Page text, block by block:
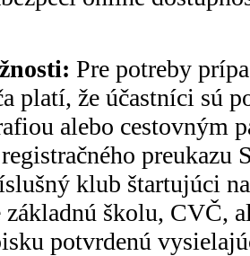
Pre potreby
platí, že účastníci sú
alebo cestovným
preukazu
klub štartujúci
základnú školu, CVČ,
potvrdenú